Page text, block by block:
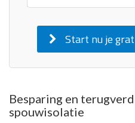
Start nu je
Besparing en
spouwisolatie